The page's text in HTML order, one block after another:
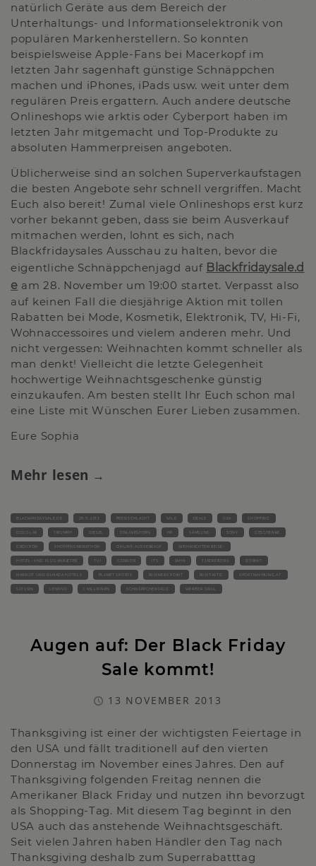
natürlich Geräte aus dem Bereich der
Unterhaltungs- und Informationselektronik von
populären Markenherstellern. So konnten
beispielsweise Apple-Fans bei Macerkopf im
letzten Jahr sagenhaft günstige Schnäppchen
machen und iPhones, iPads usw. weit unter dem
regulären Preis ergattern. Auch andere deutsche
Onlineshops wie arktis oder Cyberport haben im
letzten Jahr mitgemacht und Top-Produkte zu
absoluten Hammerpreisen angeboten.
Üblicherweise sind an solchen Superverkaufstagen
die besten Angebote sehr schnell vergriffen. Macht
Euch also bereit! Zumal viele Onlineshops erst kurz
vorher bekannt geben, dass sie beim Ausverkauf
mitmachen werden, lohnt es sich, nach
Blackfridaysales Ausschau zu halten, bevor die
eigentliche Schnäppchenjagd auf Blackfridaysale.d
e am 28. November um 19:00 startet. Verpasst also
auf keinen Fall die diesjährige Aktion mit tollen
Rabatten bei Mode, Kosmetik, Elektronik, TV, Hi-Fi,
Wohnaccessoires und vielem anderen mehr. Und
nicht vergessen: Weihnachten kommt schneller als
man denkt! Vielleicht die letzte Gelegenheit
hochwertige Weihnachtsgeschenke günstig
einzukaufen. Am besten stellt Ihr Euch schon mal
eine Liste mit Wünschen Eurer Lieben zusammen.
Eure Sophia
Mehr lesen
BLACKFRIDAYSALE.DE 29.11.2013 PREISSCHLACHT SALE DEALS USA SHOPPING
DOUGLAS TRIUMPH DIESEL ONLINESHOPS HP SAMSUNG SONY GESCHENKE
GROUPON SHOPPINGMARATHON ONLINE-AUSVERKAUF WEIHNACHTEN REISE-
HOTEL- UND FLUGANBIETER TUI CONDOR ITS JAHN TJAEREBORG DORINT
MARRIOT UND RAMADA HOTELS PLANET SPORTS RUNNERS POINT RUNTASTIC SPORTNAHRUNG.AT.
SATURN LENOVO 1 MILLIONEN SCHNÄPPCHENJAGD WERBER GRILL
Augen auf: Der Black Friday
Sale kommt!
13 NOVEMBER 2013
Thanksgiving ist einer der wichtigsten Feiertage in
den USA und fällt traditionell auf den vierten
Donnerstag im November eines Jahres. Den auf
Thanksgiving folgenden Freitag nennen die
Amerikaner Black Friday und nutzen ihn bevorzugt
als Shopping-Tag. Mit diesem Tag beginnt in den
USA auch das anstehende Weihnachtsgeschäft.
Seit vielen Jahren haben Händler den Tag nach
Thanksgiving deshalb zum Superrabatttag